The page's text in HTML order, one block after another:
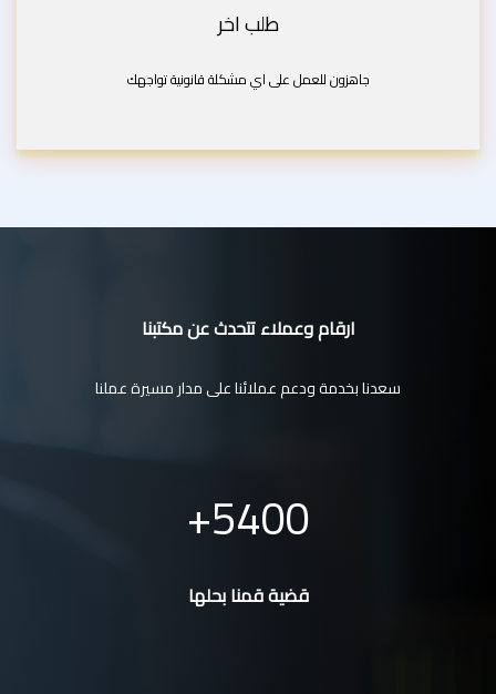
طلب اخر
جاهزون للعمل على اي مشكلة قانونية تواجهك
ارقام وعملاء تتحدث عن مكتبنا
سعدنا بخدمة ودعم عملائنا على مدار مسيرة عملنا
5400
قضية قمنا بحلها